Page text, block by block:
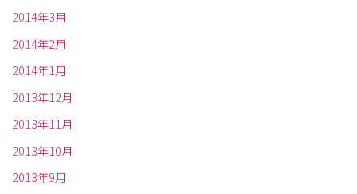
2014年3月
2014年2月
2014年1月
2013年12月
2013年11月
2013年10月
2013年9月